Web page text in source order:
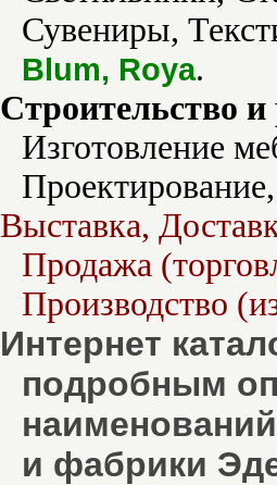
Сувениры,
Blum, Roya.
Строительство
Изготовление
Выставка,
Продажа
Производство
Интернет
подробным
и фабрики